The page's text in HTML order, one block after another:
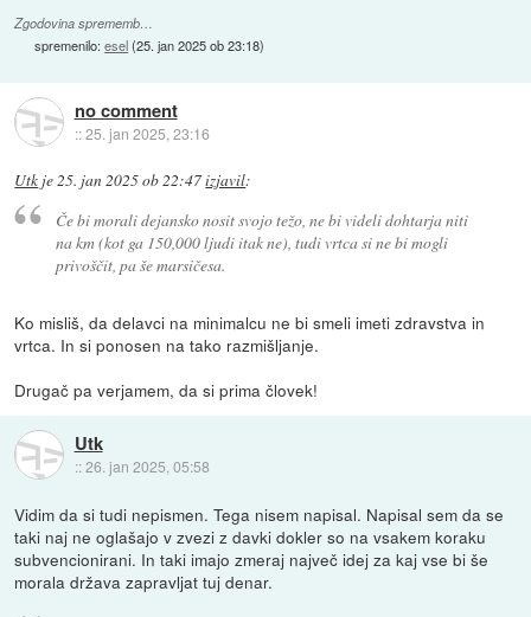
Zgodovina sprememb…
spremenilo:esel(25. jan 2025 ob 23:18)
no comment
::25. jan 2025, 23:16
Utk je25. jan 2025 ob 22:47izjavil:
Če bi morali dejansko nosit svojo težo, ne bi videli dohtarja niti
na km (kot ga 150,000 ljudi itak ne), tudi vrtca si ne bi mogli
privoščit, pa še marsičesa.
Ko misliš, da delavci na minimalcu ne bi smeli imeti zdravstva in
vrtca. In si ponosen na tako razmišljanje.
Drugač pa verjamem, da si prima človek!
Utk
::26. jan 2025, 05:58
Vidim da si tudi nepismen. Tega nisem napisal. Napisal sem da se
taki naj ne oglašajo v zvezi z davki dokler so na vsakem koraku
subvencionirani. In taki imajo zmeraj največ idej za kaj vse bi še
morala država zapravljat tuj denar.